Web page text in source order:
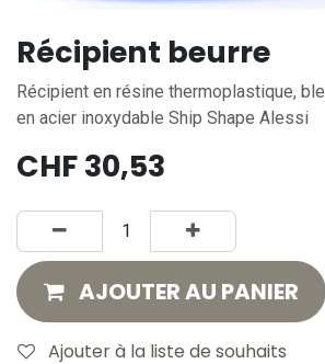
Récipient beurre
Récipient en résine thermoplastique,
en acier inoxydable Ship Shape Alessi
CHF30,53
AJOUTER AU PANIER
Ajouter à la liste de souhaits